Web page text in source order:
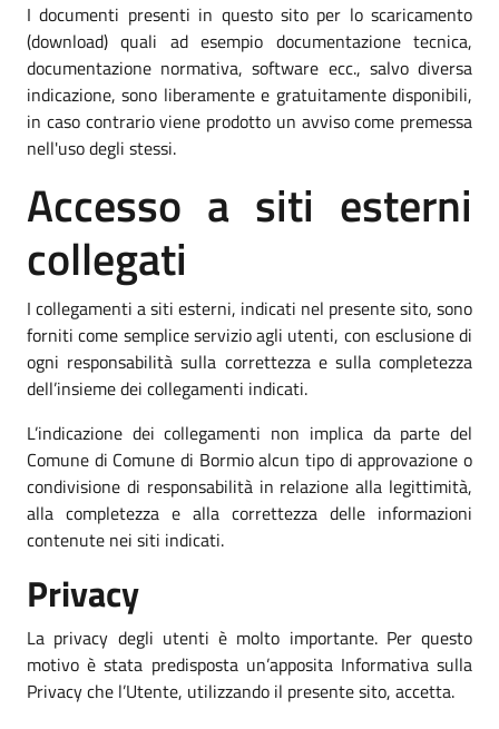
I documenti presenti in questo sito per lo scaricamento
(download) quali ad esempio documentazione tecnica,
documentazione normativa, software ecc., salvo diversa
indicazione, sono liberamente e gratuitamente disponibili,
in caso contrario viene prodotto un avviso come premessa
nell'uso degli stessi.
Accesso a siti esterni
collegati
I collegamenti a siti esterni, indicati nel presente sito, sono
forniti come semplice servizio agli utenti, con esclusione di
ogni responsabilità sulla correttezza e sulla completezza
dell’insieme dei collegamenti indicati.
L’indicazione dei collegamenti non implica da parte del
Comune di Comune di Bormio alcun tipo di approvazione o
condivisione di responsabilità in relazione alla legittimità,
alla completezza e alla correttezza delle informazioni
contenute nei siti indicati.
Privacy
La privacy degli utenti è molto importante. Per questo
motivo è stata predisposta un’apposita Informativa sulla
Privacy che l’Utente, utilizzando il presente sito, accetta.